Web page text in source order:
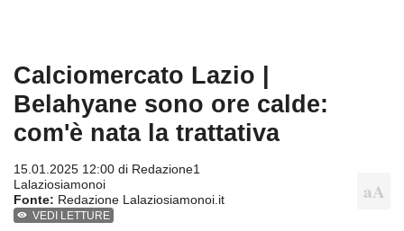
Calciomercato Lazio |
Belahyane sono ore calde:
com'è nata la trattativa
15.01.2025 12:00 di Redazione1
Lalaziosiamonoi
Fonte: Redazione Lalaziosiamonoi.it
VEDI LETTURE